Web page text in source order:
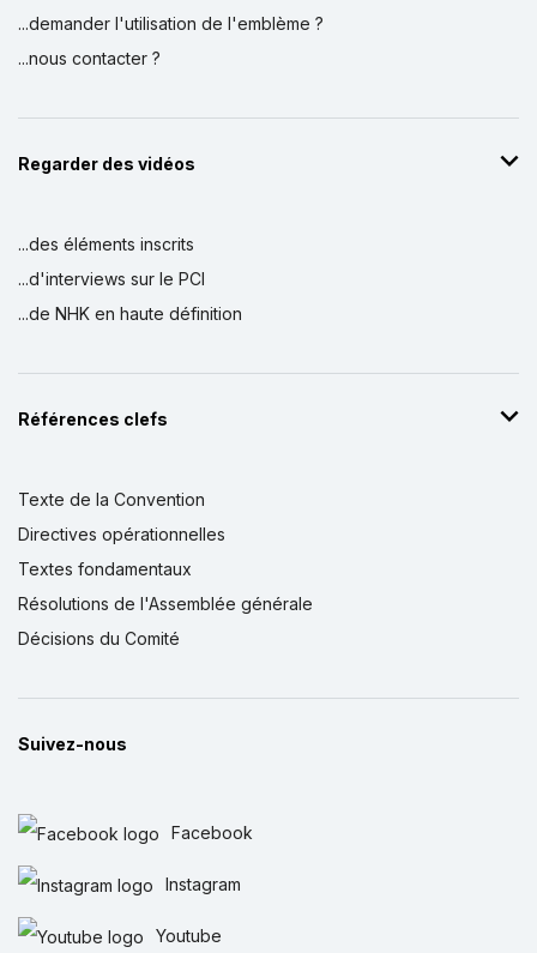
...demander l'utilisation de l'emblème ?
...nous contacter ?
Regarder des vidéos
...des éléments inscrits
...d'interviews sur le PCI
...de NHK en haute définition
Références clefs
Texte de la Convention
Directives opérationnelles
Textes fondamentaux
Résolutions de l'Assemblée générale
Décisions du Comité
Suivez-nous
Facebook
Instagram
Youtube